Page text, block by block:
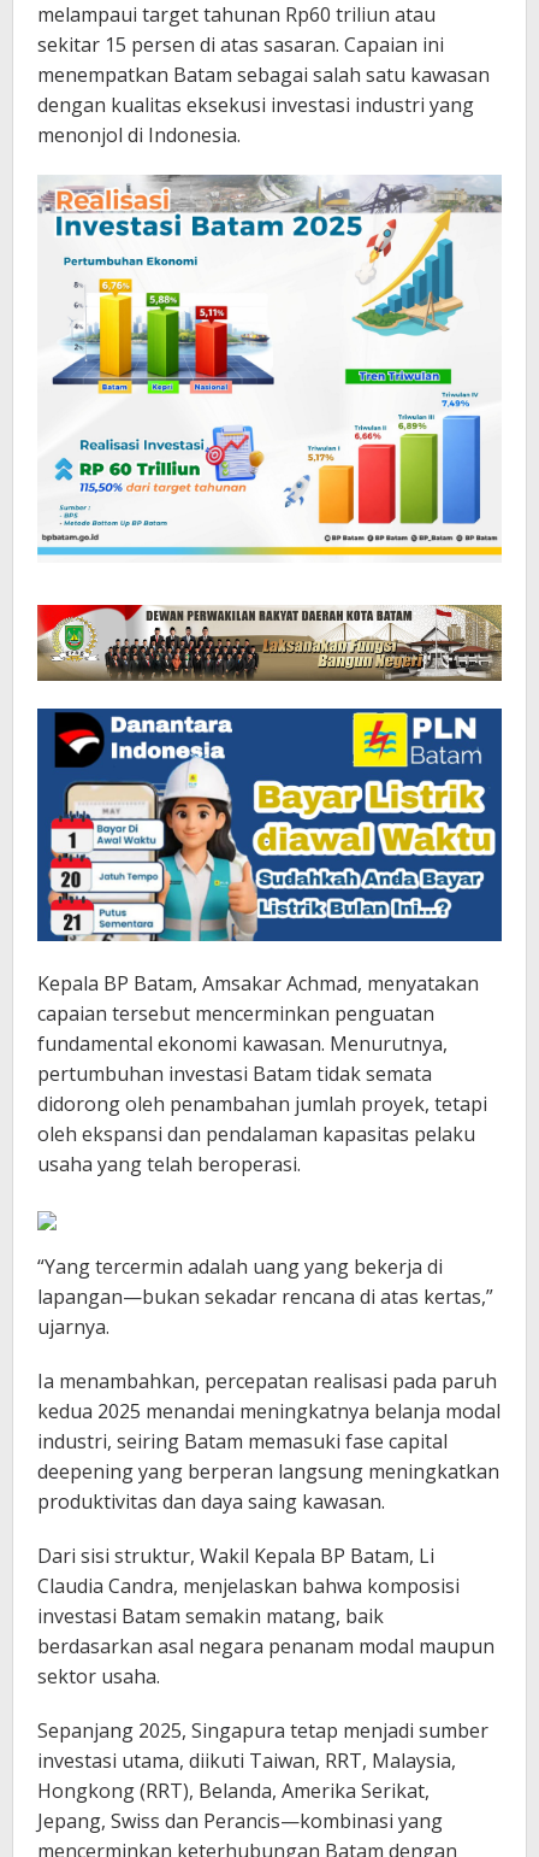
melampaui target tahunan Rp60 triliun atau
sekitar 15 persen di atas sasaran. Capaian ini
menempatkan Batam sebagai salah satu kawasan
dengan kualitas eksekusi investasi industri yang
menonjol di Indonesia.
Kepala BP Batam, Amsakar Achmad, menyatakan
capaian tersebut mencerminkan penguatan
fundamental ekonomi kawasan. Menurutnya,
pertumbuhan investasi Batam tidak semata
didorong oleh penambahan jumlah proyek, tetapi
oleh ekspansi dan pendalaman kapasitas pelaku
usaha yang telah beroperasi.
“Yang tercermin adalah uang yang bekerja di
lapangan—bukan sekadar rencana di atas kertas,”
ujarnya.
Ia menambahkan, percepatan realisasi pada paruh
kedua 2025 menandai meningkatnya belanja modal
industri, seiring Batam memasuki fase capital
deepening yang berperan langsung meningkatkan
produktivitas dan daya saing kawasan.
Dari sisi struktur, Wakil Kepala BP Batam, Li
Claudia Candra, menjelaskan bahwa komposisi
investasi Batam semakin matang, baik
berdasarkan asal negara penanam modal maupun
sektor usaha.
Sepanjang 2025, Singapura tetap menjadi sumber
investasi utama, diikuti Taiwan, RRT, Malaysia,
Hongkong (RRT), Belanda, Amerika Serikat,
Jepang, Swiss dan Perancis—kombinasi yang
mencerminkan keterhubungan Batam dengan